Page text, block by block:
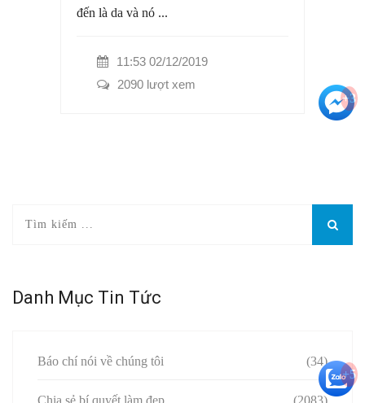
đến là da và nó ...
11:53 02/12/2019
2090 lượt xem
Danh Mục Tin Tức
Báo chí nói về chúng tôi (34)
+3
+5